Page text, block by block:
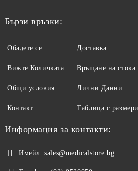
Бързи връзки:
Обадете се
Вижте Количката
Общи условия
Контакт
Доставка
Връщане на стока
Лични Данни
Таблица с размери
Информация за контакти:
Имейл: sales@medicalstore.bg